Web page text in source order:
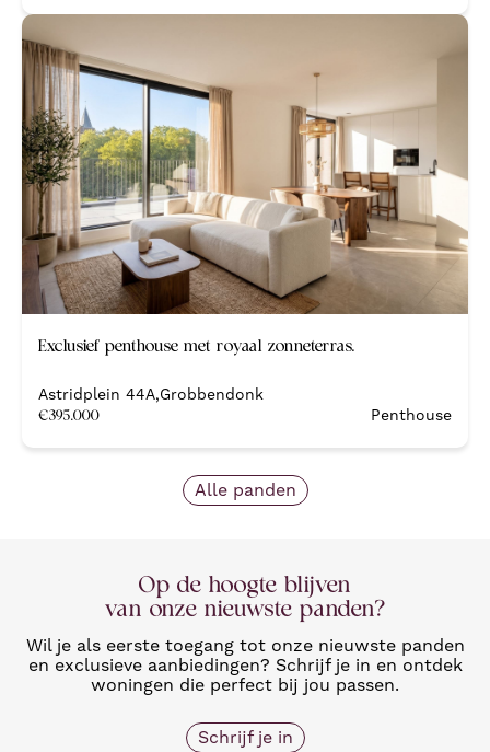
Nieuwbouw
Exclusief penthouse met royaal zonneterras.
Astridplein 44A,Grobbendonk
€395.000 Penthouse
Alle panden
Op de hoogte blijven
van onze nieuwste panden?
Wil je als eerste toegang tot onze nieuwste panden
en exclusieve aanbiedingen? Schrijf je in en ontdek
woningen die perfect bij jou passen.
Schrijf je in